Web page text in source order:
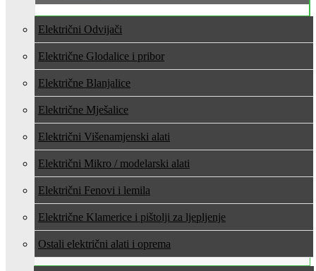
Električni Odvijači
Električne Glodalice i pribor
Električne Blanjalice
Električne Mješalice
Električni Višenamjenski alati
Električni Mikro / modelarski alati
Električni Fenovi i lemila
Električne Klamerice i pištolji za ljepljenje
Ostali električni alati i oprema